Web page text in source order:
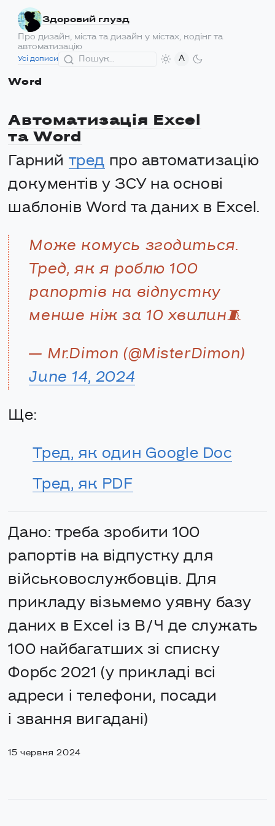
Здоровий глузд
Про дизайн, міста та дизайн у містах, кодінг та
автоматизацію
Усі дописи A
Word
Автоматизація Excel
та Word
Гарний тред про автоматизацію
документів у ЗСУ на основі
шаблонів Word та даних в Excel.
Може комусь згодиться.
Тред, як я роблю 100
рапортів на відпустку
менше ніж за 10 хвилин🧵
— Mr.Dimon (@MisterDimon)
June 14, 2024
Ще:
Тред, як один Google Doc
Тред, як PDF
Дано: треба зробити 100
рапортів на відпустку для
військовослужбовців. Для
прикладу візьмемо уявну базу
даних в Excel із В/Ч де служать
100 найбагатших зі списку
Форбс 2021 (у прикладі всі
адреси і телефони, посади
і звання вигадані)
15 червня 2024